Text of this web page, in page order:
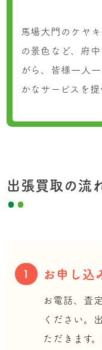
馬場大門のケヤ
の景色など、府
がら、皆様一人
かなサービスを提
出張買取の流
1 お申し込
お電話、査
ください。
ただきます